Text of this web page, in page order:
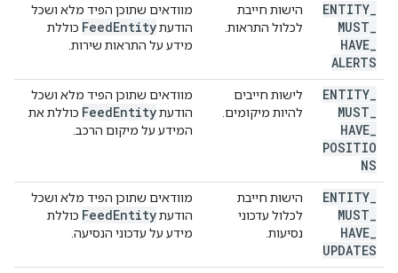
ENTITY
MUST
HAVE
ALERTS
הישות חייבת
לכלול התראות.
מוודאים שתוכן הפיד מלא ושכל
הודעת
FeedEntity
כוללת
מידע על התראות שירות.
ENTITY
MUST
HAVE
POSITIO
NS
לישות חייבים
להיות מיקומים.
מוודאים שתוכן הפיד מלא ושכל
הודעת
FeedEntity
כוללת את
המידע על מיקום הרכב.
ENTITY
MUST
HAVE
UPDATES
הישות חייבת
לכלול עדכוני
נסיעות.
מוודאים שתוכן הפיד מלא ושכל
הודעת
FeedEntity
כוללת
מידע על עדכוני הנסיעה.